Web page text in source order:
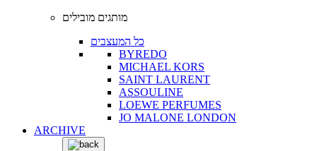
מותגים מובילים
כל המעצבים
BYREDO
MICHAEL KORS
SAINT LAURENT
ASSOULINE
LOEWE PERFUMES
JO MALONE LONDON
ARCHIVE